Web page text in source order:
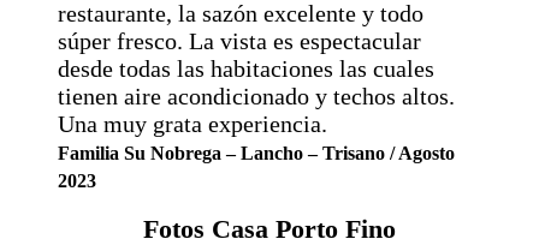
restaurante, la sazón excelente y todo
súper fresco. La vista es espectacular
desde todas las habitaciones las cuales
tienen aire acondicionado y techos altos.
Una muy grata experiencia.
Familia Su Nobrega – Lancho – Trisano / Agosto
2023
Fotos Casa Porto Fino